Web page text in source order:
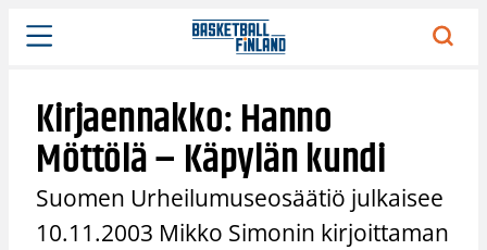
Siirry
sisältöön
Kirjaennakko: Hanno
Möttölä – Käpylän kundi
Suomen Urheilumuseosäätiö julkaisee
10.11.2003 Mikko Simonin kirjoittaman